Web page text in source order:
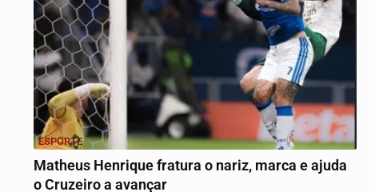
ESPORTE
Matheus Henrique fratura o nariz, marca e ajuda
o Cruzeiro a avançar